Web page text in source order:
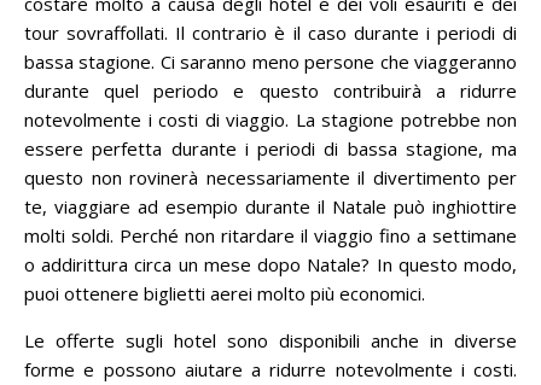
tour sovraffollati. Il contrario è il caso durante i periodi di
bassa stagione. Ci saranno meno persone che viaggeranno
durante quel periodo e questo contribuirà a ridurre
notevolmente i costi di viaggio. La stagione potrebbe non
essere perfetta durante i periodi di bassa stagione, ma
questo non rovinerà necessariamente il divertimento per
te, viaggiare ad esempio durante il Natale può inghiottire
molti soldi. Perché non ritardare il viaggio fino a settimane
o addirittura circa un mese dopo Natale? In questo modo,
puoi ottenere biglietti aerei molto più economici.
Le offerte sugli hotel sono disponibili anche in diverse
forme e possono aiutare a ridurre notevolmente i costi.